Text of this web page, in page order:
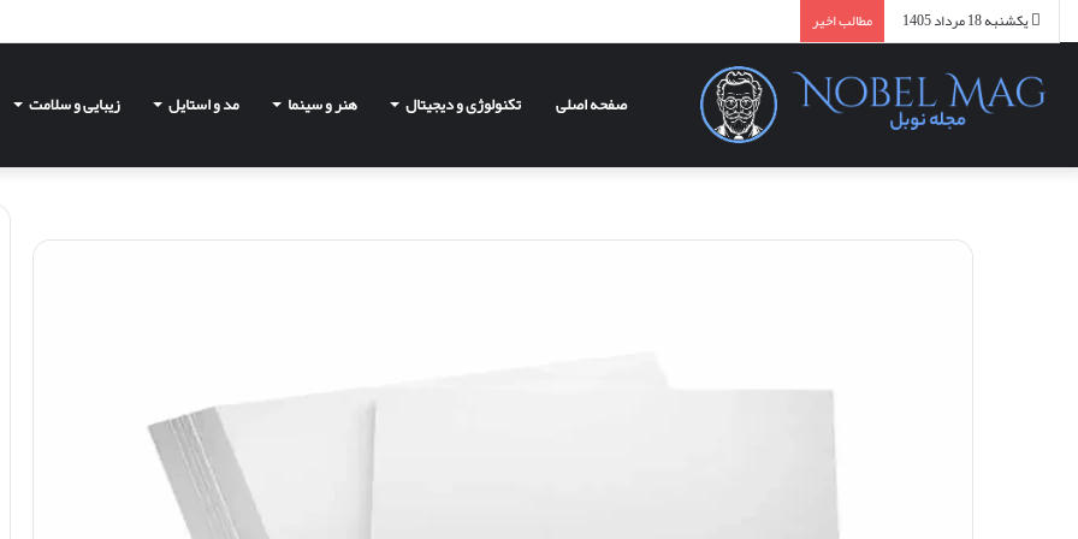
یکشنبه 18 مرداد 1405 مطالب اخیر
صفحه اصلی تکنولوژی و دیجیتال هنر و سینما مد و استایل زیبایی و سلامت